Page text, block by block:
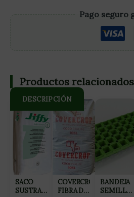
Pago seguro
DESCRIPCIÓN
Ha sido especialmente
vigoroso de las raíces y
rodea y soporta el sistema
principio mismo, Root·Juice
enraizamiento como en el
enraizadas. Eso asegura que la
Productos relacionados
SACO
SUSTRATO
COVERCROP
FIBRA DE
BANDEJA